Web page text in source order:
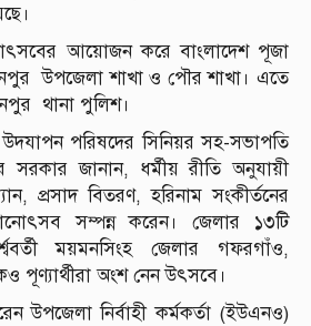
আয়োজন করে বাংলাদেশ পূজা
উপজেলা শাখা ও পৌর শাখা। এতে
থানা পুলিশ।
পরিষদের সিনিয়র সহ-সভাপতি
সরকার জানান, ধর্মীয় রীতি অনুযায়ী
প্রসাদ বিতরণ, হরিনাম সংকীর্তনের
সম্পন্ন করেন। জেলার ১৩টি
ময়মনসিংহ জেলার গফরগাঁও,
পূণ্যার্থীরা অংশ নেন উৎসবে।
উপজেলা নির্বাহী কর্মকর্তা (ইউএনও)